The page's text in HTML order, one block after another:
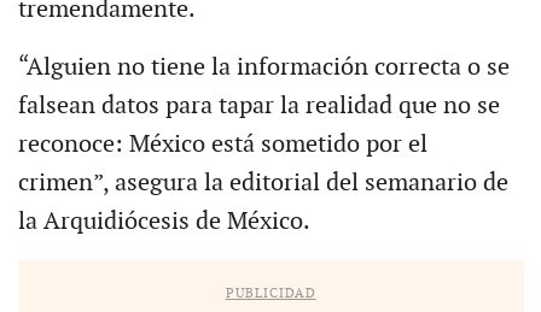
tremendamente.
“Alguien no tiene la información correcta o se
falsean datos para tapar la realidad que no se
reconoce: México está sometido por el
crimen”, asegura la editorial del semanario de
la Arquidiócesis de México.
PUBLICIDAD